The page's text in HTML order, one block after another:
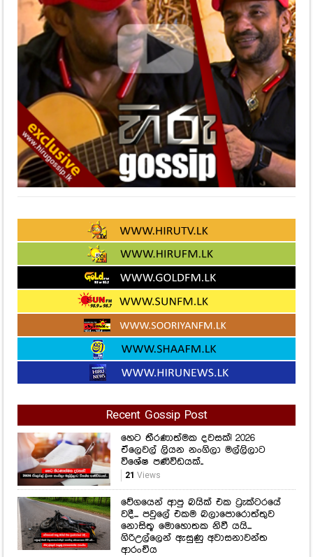
Recent Gossip Post
හෙට තීරණාත්මක දවසක්! 2026
ඒලෙවල් ලියන නංගිලා මල්ලිලාට
විශේෂ පණිවිඩයක්..
21 Views
වේගයෙන් ආපු බයික් එක ට්‍රැක්ටරයේ
වදී... පවුලේ එකම බලාපොරොත්තුව
නොසිතූ මොහොතක නිවී යයි...
ගිරිඋල්ලෙන් ඇසුණු අවාසනාවන්ත
ආරංචිය